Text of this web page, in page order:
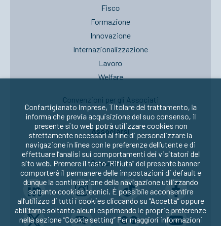
Fisco
Formazione
Innovazione
Internazionalizzazione
Lavoro
Welfare
Convenzioni per gli Associati
Associarsi
Seguici su:
Confartigianato Imprese, Titolare del trattamento, la
informa che previa acquisizione del suo consenso, il
presente sito web potrà utilizzare cookies non
strettamente necessari al fine di personalizzare la
navigazione in linea con le preferenze dell’utente e di
effettuare l’analisi sui comportamenti dei visitatori del
sito web. Premere il tasto “Rifiuta” del presente banner
comporterà il permanere delle impostazioni di default e
dunque la continuazione della navigazione utilizzando
soltanto cookies tecnici. È possibile acconsentire
all’utilizzo di tutti i cookies cliccando su “Accetta” oppure
abilitarne soltanto alcuni esprimendo le proprie preferenze
nella sezione “Cookie setting” Per maggiori informazioni